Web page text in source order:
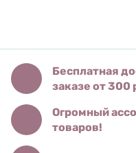
Бесплатная
заказе от 300
Огромный
товаров!